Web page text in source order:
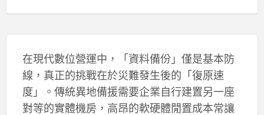
在現代數位營運中，「資料備份」僅是基本防
線，真正的挑戰在於災難發生後的「復原速
度」。傳統異地備援需要企業自行建置另一座
對等的實體機房，高昂的軟硬體閒置成本常讓